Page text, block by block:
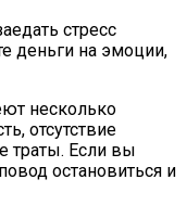
несколько
отсутствие
траты. Если вы
остановиться и